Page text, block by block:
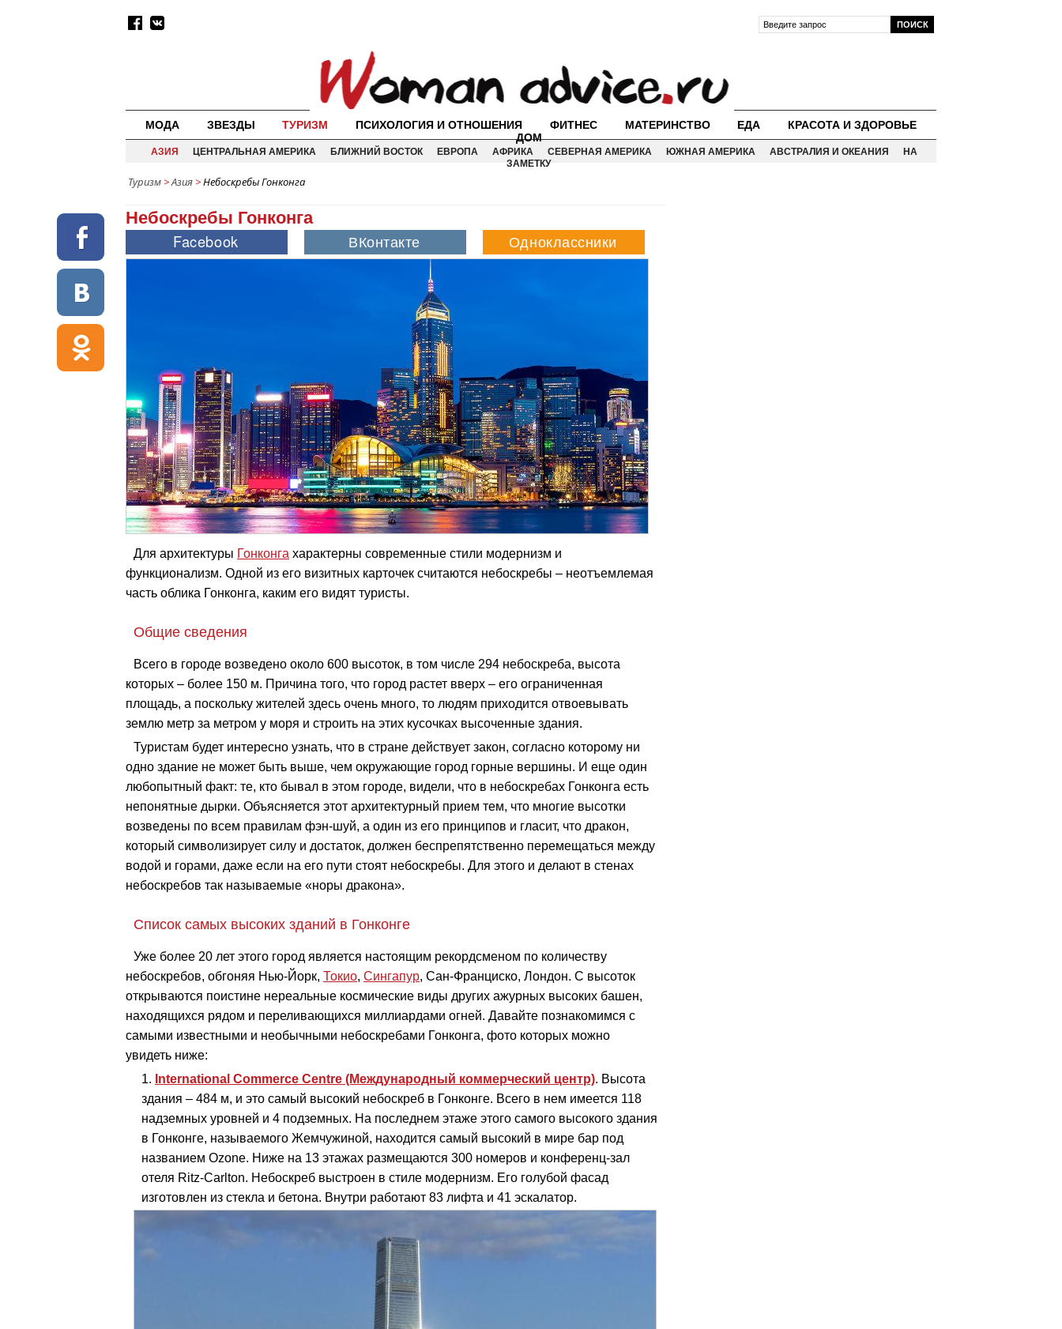
МОДА ЗВЕЗДЫ ТУРИЗМ ПСИХОЛОГИЯ И ОТНОШЕНИЯ ФИТНЕС МАТЕРИНСТВО ЕДА
КРАСОТА И ЗДОРОВЬЕ
ДОМ
АЗИЯ ЦЕНТРАЛЬНАЯ АМЕРИКА БЛИЖНИЙ ВОСТОК ЕВРОПА АФРИКА СЕВЕРНАЯ АМЕРИКА ЮЖНАЯ АМЕРИКА АВСТРАЛИЯ И ОКЕАНИЯ
НА
ЗАМЕТКУ
Туризм >Азия >Небоскребы Гонконга
Небоскребы Гонконга
Для архитектуры Гонконга характерны современные стили модернизм и
функционализм. Одной из его визитных карточек считаются небоскребы – неотъемлемая
часть облика Гонконга, каким его видят туристы.
Общие сведения
Всего в городе возведено около 600 высоток, в том числе 294 небоскреба, высота
которых – более 150 м. Причина того, что город растет вверх – его ограниченная
площадь, а поскольку жителей здесь очень много, то людям приходится отвоевывать
землю метр за метром у моря и строить на этих кусочках высоченные здания.
Туристам будет интересно узнать, что в стране действует закон, согласно которому ни
одно здание не может быть выше, чем окружающие город горные вершины. И еще один
любопытный факт: те, кто бывал в этом городе, видели, что в небоскребах Гонконга есть
непонятные дырки. Объясняется этот архитектурный прием тем, что многие высотки
возведены по всем правилам фэн-шуй, а один из его принципов и гласит, что дракон,
который символизирует силу и достаток, должен беспрепятственно перемещаться между
водой и горами, даже если на его пути стоят небоскребы. Для этого и делают в стенах
небоскребов так называемые «норы дракона».
Список самых высоких зданий в Гонконге
Уже более 20 лет этого город является настоящим рекордсменом по количеству
небоскребов, обгоняя Нью-Йорк, Токио, Сингапур, Сан-Франциско, Лондон. С высоток
открываются поистине нереальные космические виды других ажурных высоких башен,
находящихся рядом и переливающихся миллиардами огней. Давайте познакомимся с
самыми известными и необычными небоскребами Гонконга, фото которых можно
увидеть ниже:
International Commerce Centre (Международный коммерческий центр). Высота
здания – 484 м, и это самый высокий небоскреб в Гонконге. Всего в нем имеется 118
надземных уровней и 4 подземных. На последнем этаже этого самого высокого здания
в Гонконге, называемого Жемчужиной, находится самый высокий в мире бар под
названием Ozone. Ниже на 13 этажах размещаются 300 номеров и конференц-зал
отеля Ritz-Carlton. Небоскреб выстроен в стиле модернизм. Его голубой фасад
изготовлен из стекла и бетона. Внутри работают 83 лифта и 41 эскалатор.